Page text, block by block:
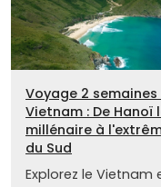
Voyage 2 semaines
Vietnam : De Hanoï
millénaire à
du Sud
Explorez le Vietnam